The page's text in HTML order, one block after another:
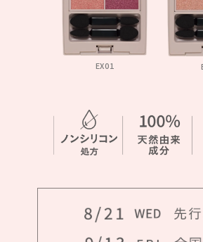
EX01